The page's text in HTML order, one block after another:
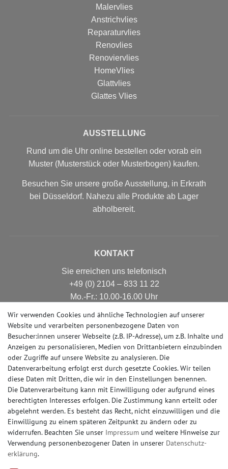
Malervlies
Anstrichvlies
Reparaturvlies
Renovlies
Renoviervlies
HomeVlies
Glattvlies
Glattes Vlies
AUSSTELLUNG
Rund um die Uhr online bestellen oder vorab ein
Muster (Musterstück oder Musterbogen) kaufen.
Besuchen Sie unsere große Ausstellung, in Erkrath
bei Düsseldorf. Nahezu alle Produkte ab Lager
abholbereit.
KONTAKT
Sie erreichen uns telefonisch
+49 (0) 2104 – 833 11 22
Mo.-Fr.: 10.00-16.00 Uhr
ZAHLUNGSARTEN
SOCIAL MEDIA
Wir verwenden Cookies und ähnliche Technologien auf unserer
Website und verarbeiten personenbezogene Daten von
Besucher:innen unserer Webseite (z.B. IP-Adresse), um z.B. Inhalte und
Anzeigen zu personalisieren, Medien von Drittanbietern einzubinden
oder Zugriffe auf unsere Website zu analysieren. Die
Datenverarbeitung erfolgt erst durch gesetzte Cookies. Wir teilen
diese Daten mit Dritten, die wir in den Einstellungen benennen.
Die Datenverarbeitung kann mit Einwilligung oder aufgrund eines
berechtigten Interesses erfolgen. Die Zustimmung kann erteilt oder
abgelehnt werden. Es besteht das Recht, nicht einzuwilligen und die
Einwilligung zu einem späteren Zeitpunkt zu ändern oder zu
widerrufen. Beachten Sie unser Impressum und weitere Hinweise zur
Verwendung personenbezogener Daten in unserer Daten­schutz­
erklärung.